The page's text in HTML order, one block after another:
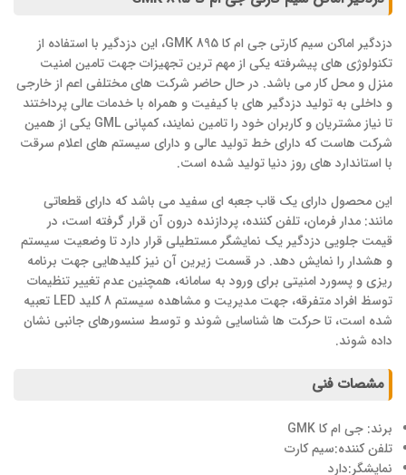
دزدگیر اماکن سیم کارتی جی ام کا GMK 895، این دزدگیر با استفاده از
تکنولوژی های پیشرفته یکی از مهم ترین تجهیزات جهت تامین امنیت
منزل و محل کار می باشد. در حال حاضر شرکت های مختلفی اعم از خارجی
و داخلی به تولید دزدگیر های با کیفیت و همراه با خدمات عالی پرداختند
تا نیاز مشتریان و کاربران خود را تامین نمایند، کمپانی GML یکی از همین
شرکت هاست که دارای خط تولید عالی و دارای سیستم های اعلام سرقت
با استاندارد های روز دنیا تولید شده است.
این محصول دارای یک قاب جعبه ای سفید می باشد که دارای قطعاتی
مانند: مدار فرمان، تلفن کننده، پردازنده درون آن قرار گرفته است، در
قیمت جلویی دزدگیر یک نمایشگر مستطیلی قرار دارد تا وضعیت سیستم
و هشدار را نمایش دهد. در قسمت زیرین آن نیز کلیدهایی جهت برنامه
ریزی و پسورد امنیتی برای ورود به سامانه، همچنین عدم تغییر تنظیمات
توسظ افراد متفرقه، جهت مدیریت و مشاهده سیستم 8 کلید LED تعبیه
شده است، تا حرکت ها شناسایی شوند و توسط سنسورهای جانبی نشان
داده شوند.
مشصات فنی
برند: جی ام کا GMK
تلفن کننده:سیم کارت
نمایشگر:دارد